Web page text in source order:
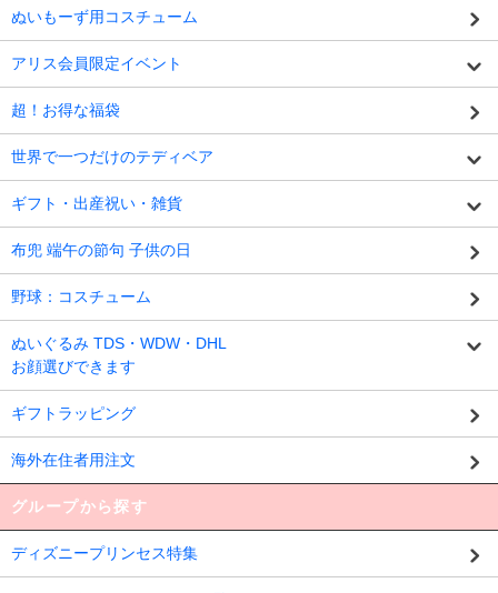
ぬいもーず用コスチューム
アリス会員限定イベント
超！お得な福袋
世界で一つだけのテディベア
ギフト・出産祝い・雑貨
布兜 端午の節句 子供の日
野球：コスチューム
ぬいぐるみ TDS・WDW・DHL
お顔選びできます
ギフトラッピング
海外在住者用注文
グループから探す
ディズニープリンセス特集